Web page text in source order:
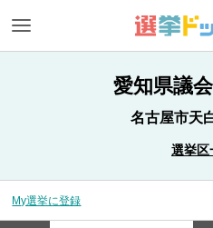
愛知県議
名古屋市天
選挙区
My選挙に登録